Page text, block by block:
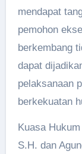
mendapat
pemohon
berkembang
dapat
pelaksanaan
berkekuatan
Kuasa
S.H. dan